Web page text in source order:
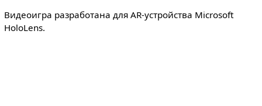
Видеоигра разработана для AR-устройства Microsoft
HoloLens.